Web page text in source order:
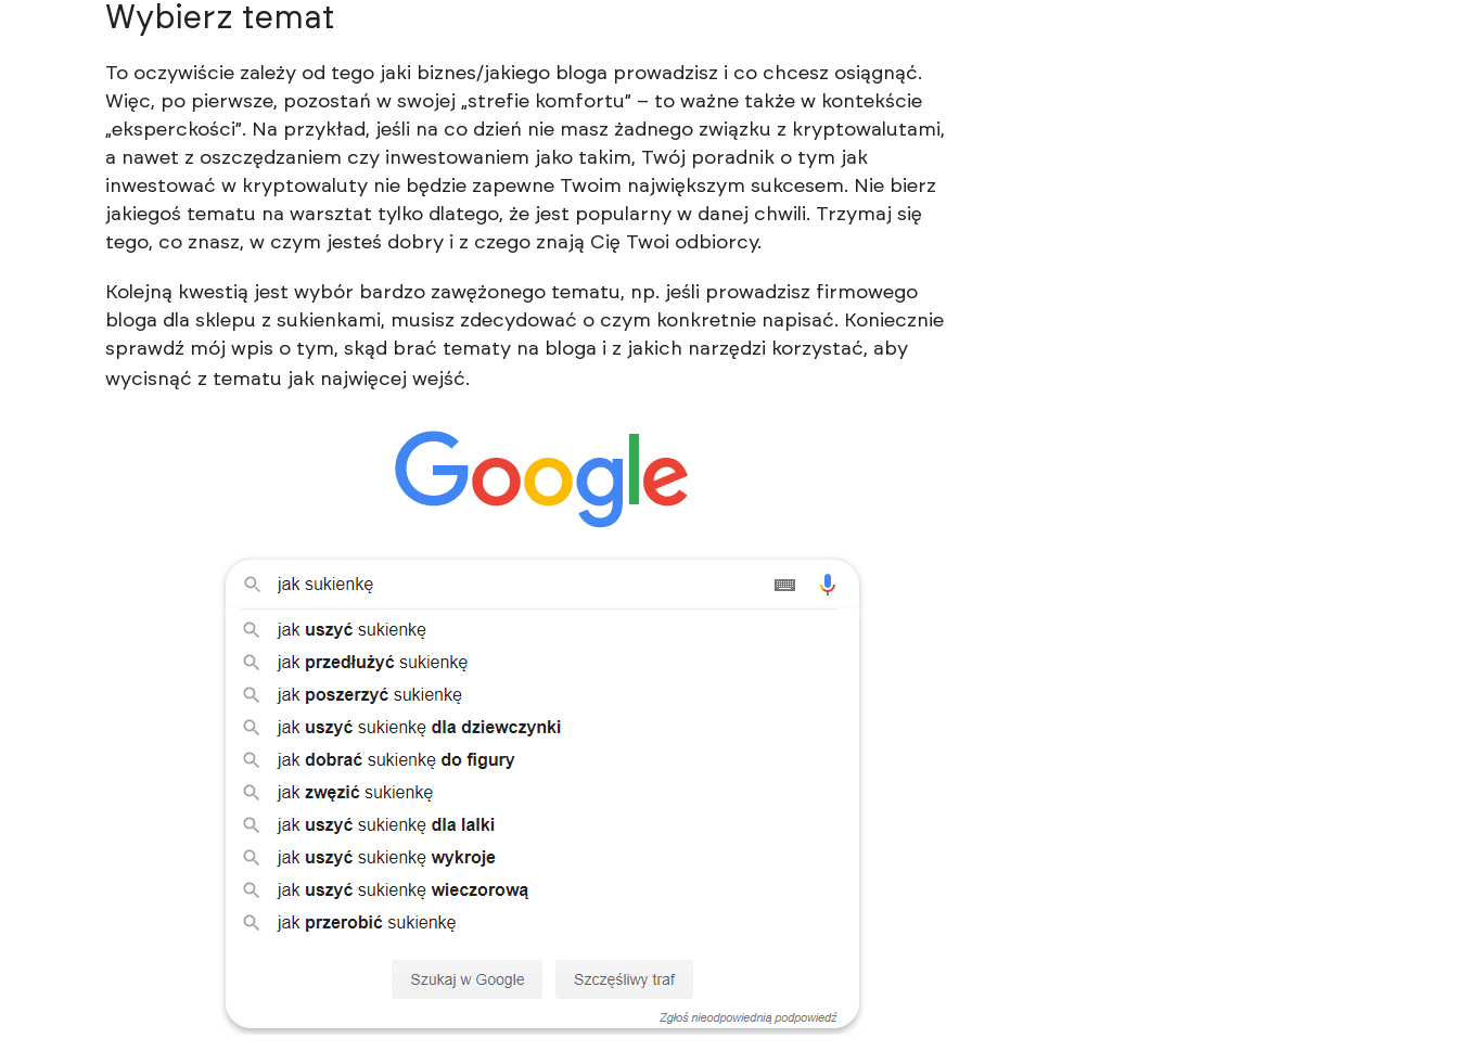
Wybierz temat
To oczywiście zależy od tego jaki biznes/jakiego bloga prowadzisz i co chcesz osiągnąć.
Więc, po pierwsze, pozostań w swojej „strefie komfortu” – to ważne także w kontekście
„eksperckości”. Na przykład, jeśli na co dzień nie masz żadnego związku z kryptowalutami,
a nawet z oszczędzaniem czy inwestowaniem jako takim, Twój poradnik o tym jak
inwestować w kryptowaluty nie będzie zapewne Twoim największym sukcesem. Nie bierz
jakiegoś tematu na warsztat tylko dlatego, że jest popularny w danej chwili. Trzymaj się
tego, co znasz, w czym jesteś dobry i z czego znają Cię Twoi odbiorcy.
Kolejną kwestią jest wybór bardzo zawężonego tematu, np. jeśli prowadzisz firmowego
bloga dla sklepu z sukienkami, musisz zdecydować o czym konkretnie napisać. Koniecznie
sprawdź mój wpis o tym, skąd brać tematy na bloga i z jakich narzędzi korzystać, aby
wycisnąć z tematu jak najwięcej wejść.